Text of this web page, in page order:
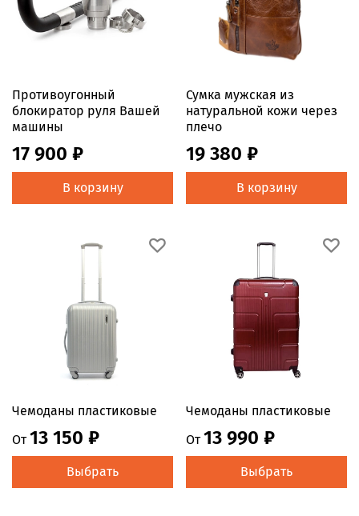
Противоугонный
блокиратор руля Вашей
машины
17 900 ₽
В корзину
Сумка мужская из
натуральной кожи через
плечо
19 380 ₽
В корзину
Чемоданы пластиковые
От 13 150 ₽
Выбрать
Чемоданы пластиковые
От 13 990 ₽
Выбрать